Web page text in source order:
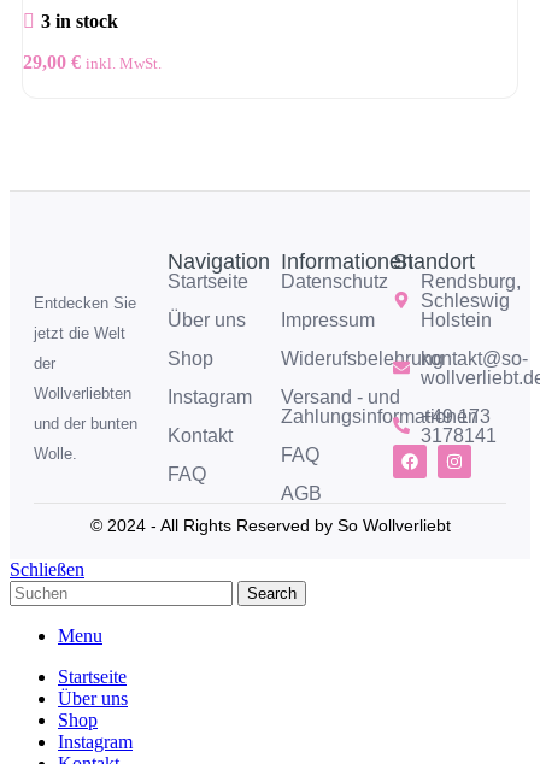
3 in stock
29,00 € inkl. MwSt.
Entdecken Sie
jetzt die Welt
der
Wollverliebten
und der bunten
Wolle.
Navigation
Startseite
Über uns
Shop
Instagram
Kontakt
FAQ
Informationen
Datenschutz
Impressum
Widerufsbelehrung
Versand - und
Zahlungsinformationen
FAQ
AGB
Standort
Rendsburg,
Schleswig
Holstein
kontakt@so-
+49 173
3178141
© 2024 - All Rights Reserved by So Wollverliebt
Schließen
Search
Menu
Startseite
Über uns
Shop
Instagram